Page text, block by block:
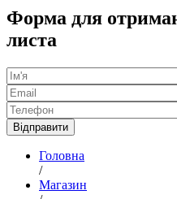
Форма для
листа
Головна
/
Магазин